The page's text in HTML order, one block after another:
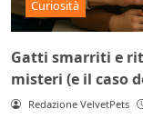
Curiosità
Gatti smarriti e
misteri (e il caso
Redazione VelvetPets